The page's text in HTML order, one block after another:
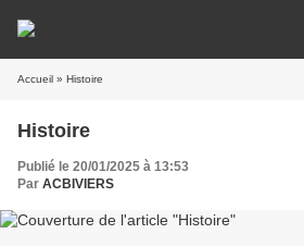
Accueil » Histoire
Histoire
Publié le 20/01/2025 à 13:53
Par ACBIVIERS